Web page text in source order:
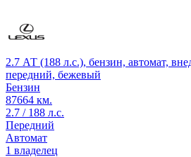
2.7 АТ (188 л.с.), бензин, автомат,
передний, бежевый
Бензин
87664 км.
2.7 / 188 л.с.
Передний
Автомат
1 владелец